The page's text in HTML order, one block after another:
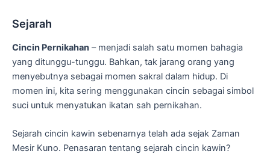
Sejarah
Cincin Pernikahan – menjadi salah satu momen bahagia
yang ditunggu-tunggu. Bahkan, tak jarang orang yang
menyebutnya sebagai momen sakral dalam hidup. Di
momen ini, kita sering menggunakan cincin sebagai simbol
suci untuk menyatukan ikatan sah pernikahan.
Sejarah cincin kawin sebenarnya telah ada sejak Zaman
Mesir Kuno. Penasaran tentang sejarah cincin kawin?